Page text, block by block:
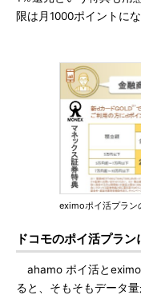
限は月1000ポイントにな
eximoポイ活プラン
ドコモのポイ活プラ
ahamo ポイ活と
ると、そもそもデータ